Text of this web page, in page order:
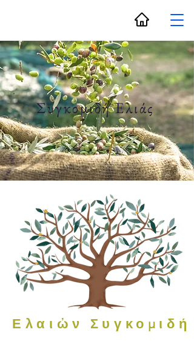
Συγκομιδή Ελιάς
Συγκομιδή
Ελαιὠν